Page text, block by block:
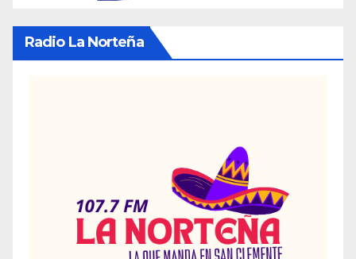
Radio La Norteña